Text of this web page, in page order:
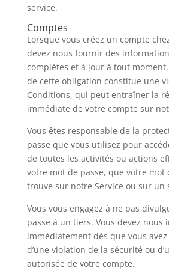
service.
Comptes
Lorsque vous créez un compte
devez nous fournir des
complètes et à jour à tout
de cette obligation constitue une
Conditions, qui peut entraîner la
immédiate de votre compte sur
Vous êtes responsable de la
passe que vous utilisez pour
de toutes les activités ou actions
votre mot de passe, que votre mot
trouve sur notre Service ou sur un
Vous vous engagez à ne pas
passe à un tiers. Vous devez nous
immédiatement dès que vous
d’une violation de la sécurité ou
autorisée de votre compte.